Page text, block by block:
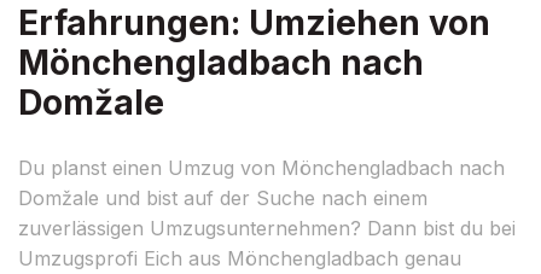
Erfahrungen: Umziehen von
Mönchengladbach nach
Domžale
Du planst einen Umzug von Mönchengladbach nach
Domžale und bist auf der Suche nach einem
zuverlässigen Umzugsunternehmen? Dann bist du bei
Umzugsprofi Eich aus Mönchengladbach genau